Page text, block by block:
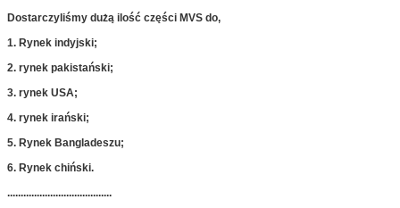
Dostarczyliśmy dużą ilość części MVS do,
1. Rynek indyjski;
2. rynek pakistański;
3. rynek USA;
4. rynek irański;
5. Rynek Bangladeszu;
6. Rynek chiński.
.......................................